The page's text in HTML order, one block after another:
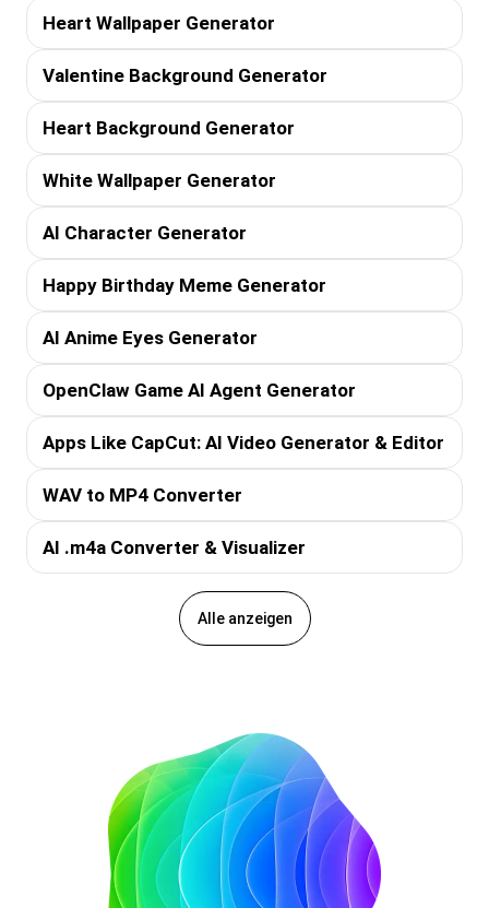
Heart Wallpaper Generator
Valentine Background Generator
Heart Background Generator
White Wallpaper Generator
AI Character Generator
Happy Birthday Meme Generator
AI Anime Eyes Generator
OpenClaw Game AI Agent Generator
Apps Like CapCut: AI Video Generator & Editor
WAV to MP4 Converter
AI .m4a Converter & Visualizer
Alle anzeigen